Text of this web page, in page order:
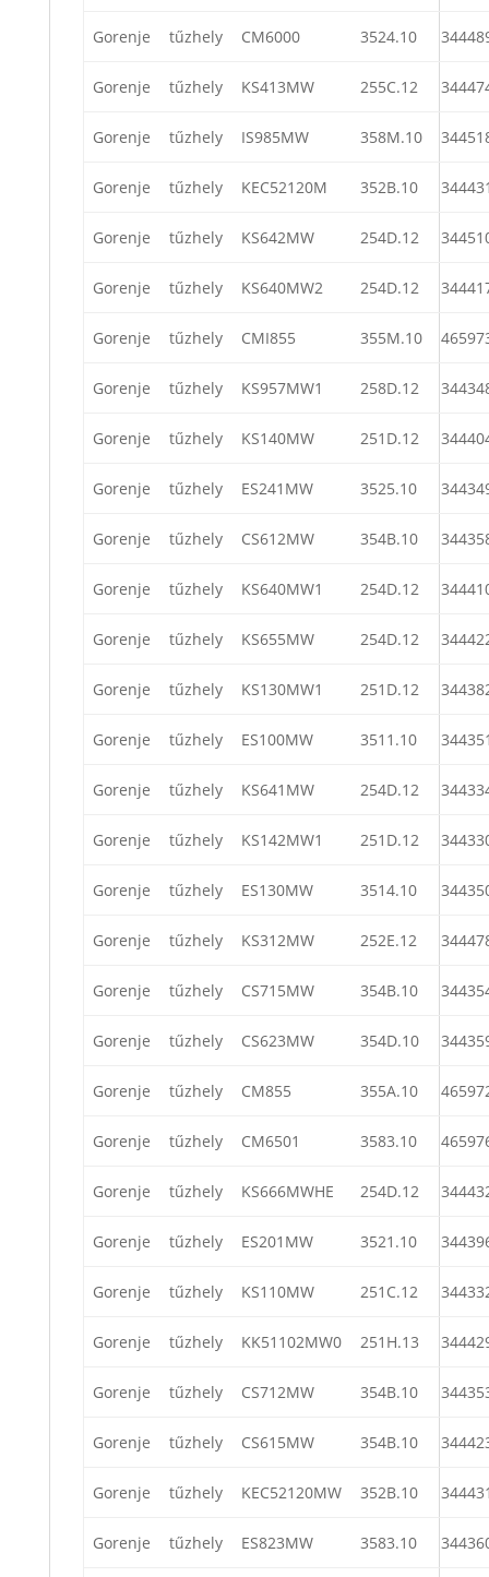
Gorenje tűzhely CM6000 3524.10
Gorenje tűzhely KS413MW 255C.12
Gorenje tűzhely IS985MW 358M.10
Gorenje tűzhely KEC52120M 352B.10
Gorenje tűzhely KS642MW 254D.12
Gorenje tűzhely KS640MW2 254D.12
Gorenje tűzhely CMI855 355M.10
Gorenje tűzhely KS957MW1 258D.12
Gorenje tűzhely KS140MW 251D.12
Gorenje tűzhely ES241MW 3525.10
Gorenje tűzhely CS612MW 354B.10
Gorenje tűzhely KS640MW1 254D.12
Gorenje tűzhely KS655MW 254D.12
Gorenje tűzhely KS130MW1 251D.12
Gorenje tűzhely ES100MW 3511.10
Gorenje tűzhely KS641MW 254D.12
Gorenje tűzhely KS142MW1 251D.12
Gorenje tűzhely ES130MW 3514.10
Gorenje tűzhely KS312MW 252E.12
Gorenje tűzhely CS715MW 354B.10
Gorenje tűzhely CS623MW 354D.10
Gorenje tűzhely CM855 355A.10
Gorenje tűzhely CM6501 3583.10
Gorenje tűzhely KS666MWHE 254D.12
Gorenje tűzhely ES201MW 3521.10
Gorenje tűzhely KS110MW 251C.12
Gorenje tűzhely KK51102MW0 251H.13
Gorenje tűzhely CS712MW 354B.10
Gorenje tűzhely CS615MW 354B.10
Gorenje tűzhely KEC52120MW 352B.10
Gorenje tűzhely ES823MW 3583.10